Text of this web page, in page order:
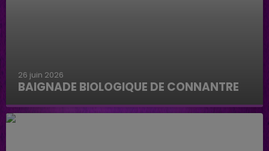
26 juin 2026
BAIGNADE BIOLOGIQUE DE CONNANTRE
Baignade biologique de Connantre